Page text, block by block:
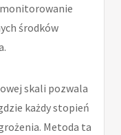
monitorowanie
środków
skali pozwala
każdy stopień
Metoda ta